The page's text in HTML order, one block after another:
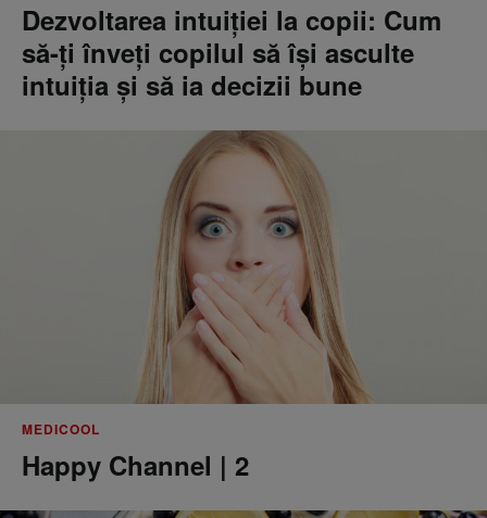
Dezvoltarea intuiției la copii: Cum
să-ți înveți copilul să își asculte
intuiția și să ia decizii bune
MEDICOOL
Happy Channel | 2